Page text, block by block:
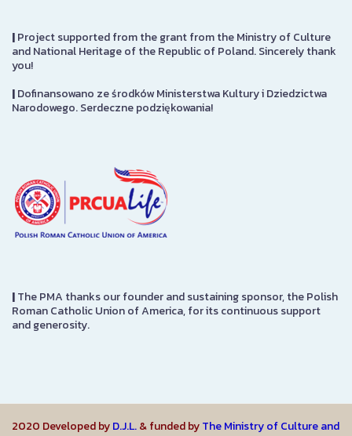
|Project supported from the grant from the Ministry of Culture
and National Heritage of the Republic of Poland. Sincerely thank
you!
|Dofinansowano ze środków Ministerstwa Kultury i Dziedzictwa
Narodowego. Serdeczne podziękowania!
|The PMA thanks our founder and sustaining sponsor, the Polish
Roman Catholic Union of America, for its continuous support
and generosity.
2020 Developed byD.J.L.& funded byThe Ministry of Culture and